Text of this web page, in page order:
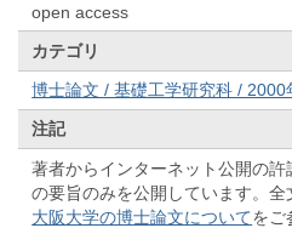
open access
カテゴリ
博士論文 / 基礎工学研究科 / 2000
注記
著者からインターネット公開の
の要旨のみを公開しています。全
大阪大学の博士論文についてをご